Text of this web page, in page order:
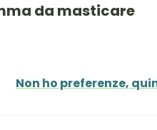
da masticare
Non ho preferenze,